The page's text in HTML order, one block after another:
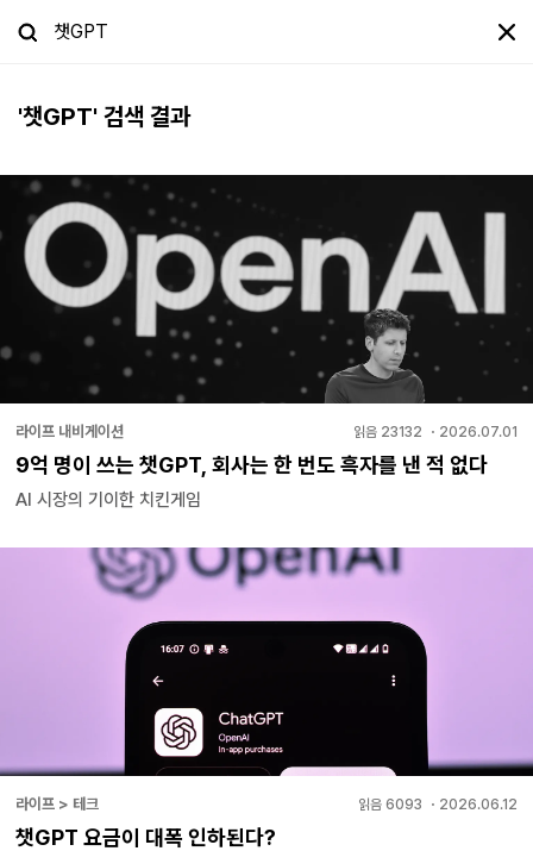
'챗GPT' 검색 결과
라이프 내비게이션 읽음 23132 ・ 2026.07.01
9억 명이 쓰는 챗GPT, 회사는 한 번도 흑자를 낸 적 없다
AI 시장의 기이한 치킨게임
라이프 > 테크 읽음 6093 ・ 2026.06.12
챗GPT 요금이 대폭 인하된다?